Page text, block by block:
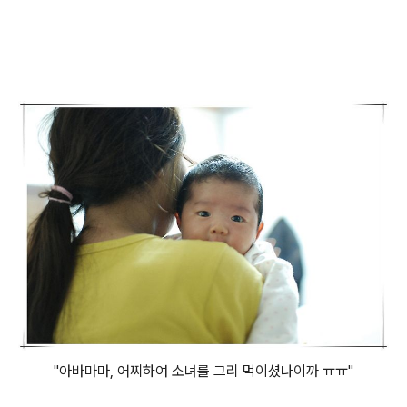
"아바마마, 어찌하여 소녀를 그리 먹이셨나이까 ㅠㅠ"